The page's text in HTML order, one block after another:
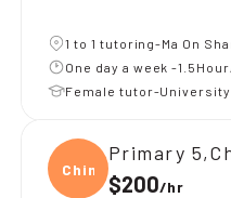
1 to 1 tutoring-Ma On
One day a week -
Female tutor-University
Chine
Primary
$200/hr